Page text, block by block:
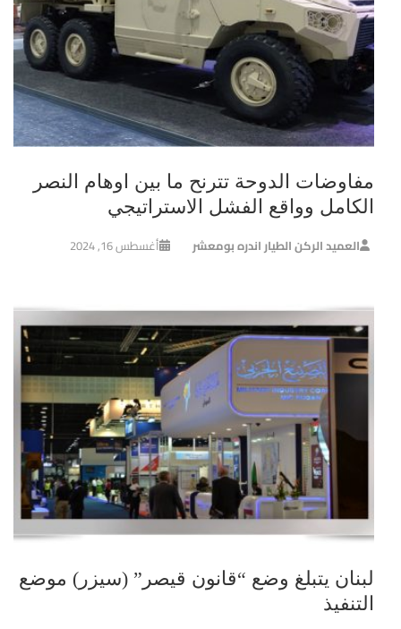
مفاوضات الدوحة تترنح ما بين اوهام النصر
الكامل وواقع الفشل الاستراتيجي
العميد الركن الطيار اندره بومعشر أغسطس 16, 2024
لبنان يتبلغ وضع “قانون قيصر” (سيزر) موضع
التنفيذ